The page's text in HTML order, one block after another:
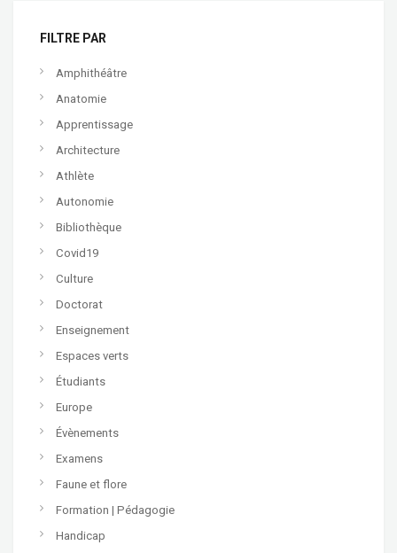
FILTRE PAR
Amphithéâtre
Anatomie
Apprentissage
Architecture
Athlète
Autonomie
Bibliothèque
Covid19
Culture
Doctorat
Enseignement
Espaces verts
Étudiants
Europe
Évènements
Examens
Faune et flore
Formation | Pédagogie
Handicap